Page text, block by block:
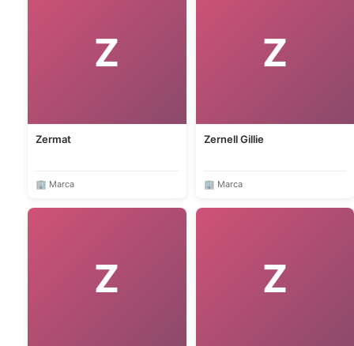
Z
Zermat
🏢 Marca
Z
Zernell Gillie
🏢 Marca
Z Z